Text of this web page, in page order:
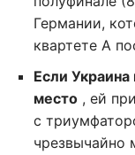
Германии,
квартете А
Если Украина
место , ей
с
чрезвычайно